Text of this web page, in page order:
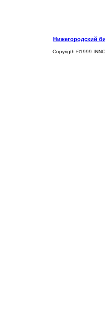
Нижегородский
Copyrigth ©1999